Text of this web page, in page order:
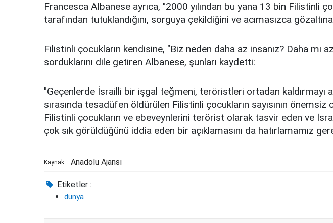
Francesca Albanese ayrıca, "2000 yılından bu yana 13 bin Filistinli
tarafından tutuklandığını, sorguya çekildiğini ve acımasızca gözaltına
Filistinli çocukların kendisine, "Biz neden daha az insanız? Daha mı
sorduklarını dile getiren Albanese, şunları kaydetti:
"Geçenlerde İsrailli bir işgal teğmeni, teröristleri ortadan kaldırmayı
sırasında tesadüfen öldürülen Filistinli çocukların sayısının önemsiz
Filistinli çocukların ve ebeveynlerini terörist olarak tasvir eden ve
çok sık görüldüğünü iddia eden bir açıklamasını da hatırlamamız
Kaynak: Anadolu Ajansı
Etiketler :
dünya